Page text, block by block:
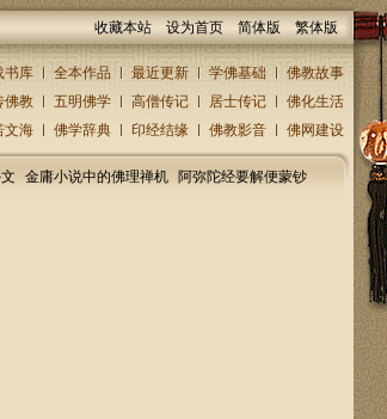
收藏本站 设为首页 简体版 繁体版
书库 全本作品 最近更新 学佛基础
佛教故事
佛教 五明佛学 高僧传记 居士传记
佛化生活
文海 佛学辞典 印经结缘 佛教影音 佛网建设
金庸小说中的佛理禅机
阿弥陀经要解便蒙钞